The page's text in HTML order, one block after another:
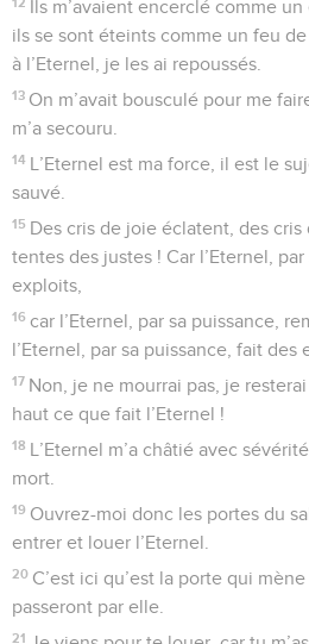
Ils m’avaient encerclé comme un
ils se sont éteints comme un feu
à l’Eternel, je les ai repoussés.
13 On m’avait bousculé pour me
m’a secouru.
14 L’Eternel est ma force, il est le
sauvé.
15 Des cris de joie éclatent, des
tentes des justes ! Car l’Eternel,
exploits,
16 car l’Eternel, par sa puissance,
l’Eternel, par sa puissance, fait des
17 Non, je ne mourrai pas, je
haut ce que fait l’Eternel !
18 L’Eternel m’a châtié avec
mort.
19 Ouvrez-moi donc les portes du
entrer et louer l’Eternel.
20 C’est ici qu’est la porte qui
passeront par elle.
21